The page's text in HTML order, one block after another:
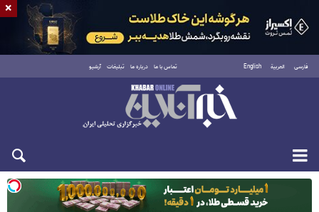
فارسی العربية English تماس با ما درباره ما تبلیغات آرشیو
یکشنبه ۱۸ مرداد ۱۴۰۵
×